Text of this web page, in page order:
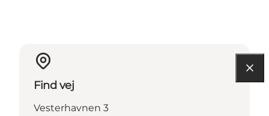
Find vej
Vesterhavnen 3